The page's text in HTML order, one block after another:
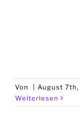
Von August
Weiterlesen